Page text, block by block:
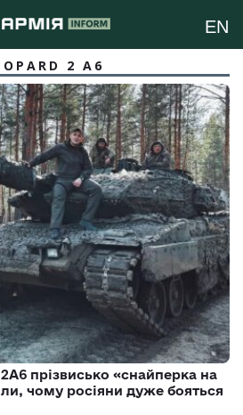
EN
2 A6
прізвисько «снайперка на
чому росіяни дуже бояться